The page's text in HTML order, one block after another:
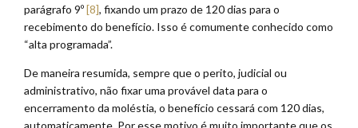
parágrafo 9º[8], fixando um prazo de 120 dias para o
recebimento do benefício. Isso é comumente conhecido como
“alta programada”.
De maneira resumida, sempre que o perito, judicial ou
administrativo, não fixar uma provável data para o
encerramento da moléstia, o benefício cessará com 120 dias,